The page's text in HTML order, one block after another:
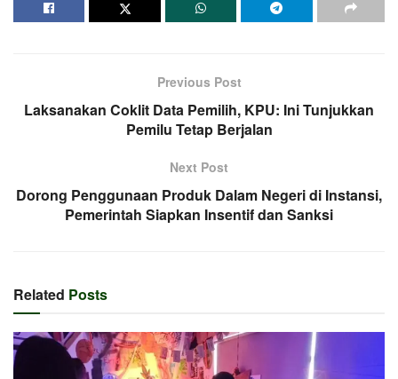
Previous Post
Laksanakan Coklit Data Pemilih, KPU: Ini Tunjukkan
Pemilu Tetap Berjalan
Next Post
Dorong Penggunaan Produk Dalam Negeri di Instansi,
Pemerintah Siapkan Insentif dan Sanksi
Related Posts